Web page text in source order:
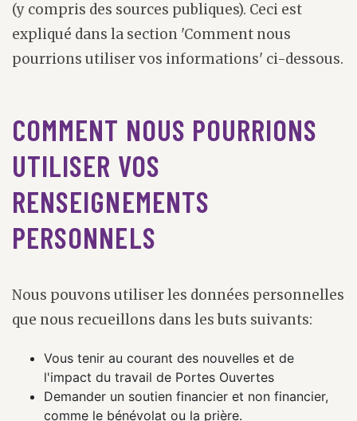
(y compris des sources publiques). Ceci est
expliqué dans la section 'Comment nous
pourrions utiliser vos informations' ci-dessous.
COMMENT NOUS POURRIONS
UTILISER VOS
RENSEIGNEMENTS
PERSONNELS
Nous pouvons utiliser les données personnelles
que nous recueillons dans les buts suivants:
Vous tenir au courant des nouvelles et de
l'impact du travail de Portes Ouvertes
Demander un soutien financier et non financier,
comme le bénévolat ou la prière.